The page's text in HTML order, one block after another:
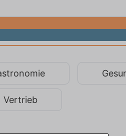
Vertrieb